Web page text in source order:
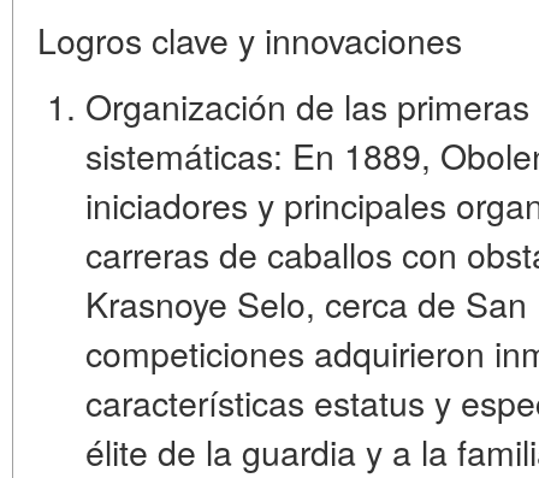
Logros clave y innovaciones
Organización de las
sistemáticas: En 1889,
iniciadores y principales
carreras de caballos con
Krasnoye Selo, cerca de
competiciones adquirieron
características estatus y
élite de la guardia y a la